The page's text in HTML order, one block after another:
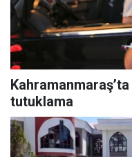
tutuklama